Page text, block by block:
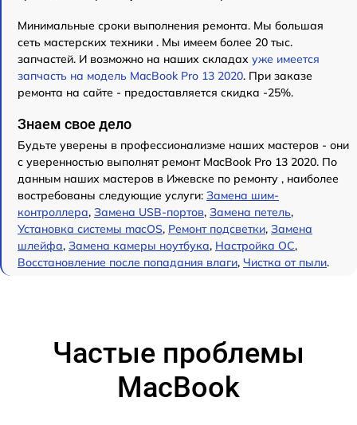
Минимальные сроки выполнения ремонта. Мы большая
сеть мастерских техники . Мы имеем более 20 тыс.
запчастей. И возможно на наших складах уже имеется
запчасть на модель MacBook Pro 13 2020. При заказе
ремонта на сайте - предоставляется скидка -25%.
Знаем свое дело
Будьте уверены в профессионализме наших мастеров - они
с уверенностью выполнят ремонт MacBook Pro 13 2020. По
данным наших мастеров в Ижевске по ремонту , наиболее
востребованы следующие услуги: Замена шим-
контроллера, Замена USB-портов, Замена петель,
Установка системы macOS, Ремонт подсветки, Замена
шлейфа, Замена камеры ноутбука, Настройка ОС,
Восстановление после попадания влаги, Чистка от пыли.
Частые проблемы
MacBook